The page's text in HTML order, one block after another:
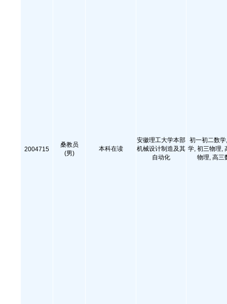
2004715
桑教员
(男)
本科在读
安徽理工大学本部
机械设计制造及其
自动化
初一初二数
学, 初三物理,
物理, 高三